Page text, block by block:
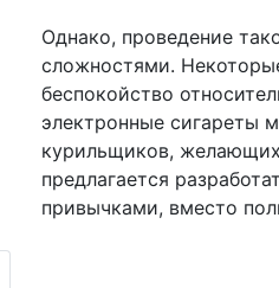
Однако, проведение
сложностями.
беспокойство
электронные сигареты
курильщиков, желающих
предлагается
привычками, вместо